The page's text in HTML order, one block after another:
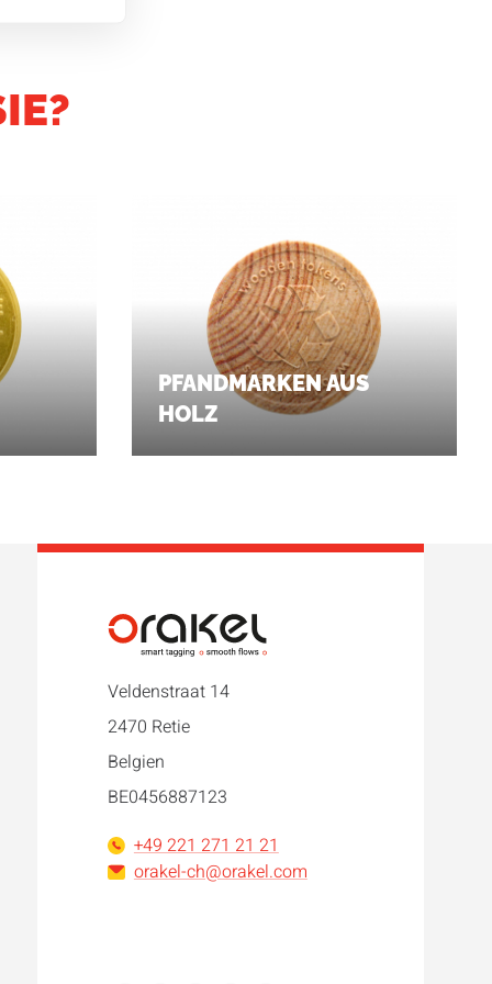
PFANDMARKEN AUS
HOLZ
Veldenstraat 14
2470 Retie
Belgien
BE0456887123
+49 221 271 21 21
orakel-ch@orakel.com